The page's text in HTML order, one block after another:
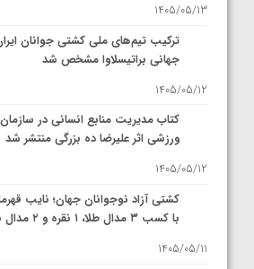
1405/05/13
ترکیب تیم‌های ملی کشتی جوانان
جهانی براتیسلاوا مشخص شد
1405/05/12
کتاب مدیریت منابع انسانی در
ورزشی اثر علیرضا ده بزرگی منتشر شد
1405/05/12
کشتی آزاد نوجوانان جهان؛ نایب
با کسب ۳ مدال طلا، ۱ نقره و ۲ مدال برنز
1405/05/11